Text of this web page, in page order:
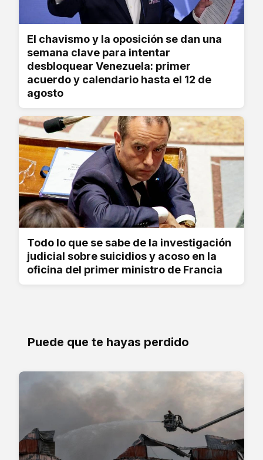
El chavismo y la oposición se dan una
semana clave para intentar
desbloquear Venezuela: primer
acuerdo y calendario hasta el 12 de
agosto
Todo lo que se sabe de la investigación
judicial sobre suicidios y acoso en la
oficina del primer ministro de Francia
Puede que te hayas perdido